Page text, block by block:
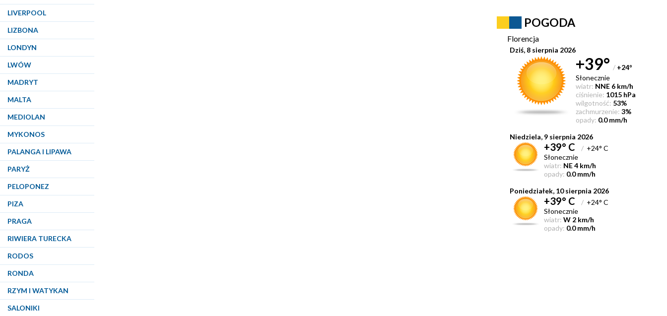
LIVERPOOL
LIZBONA
LONDYN
LWÓW
MADRYT
MALTA
MEDIOLAN
MYKONOS
PALANGA I LIPAWA
PARYŻ
PELOPONEZ
PIZA
PRAGA
RIWIERA TURECKA
RODOS
RONDA
RZYM I WATYKAN
SALONIKI
POGODA
Florencja
Dziś, 8 sierpnia 2026
+39° / +24°
Słonecznie
wiatr: NNE 6 km/h
ciśnienie: 1015 hPa
wilgotność: 53%
zachmurzenie: 3%
opady: 0.0 mm/h
Niedziela, 9 sierpnia 2026
+39° C / +24° C
Słonecznie
wiatr: NE 4 km/h
opady: 0.0 mm/h
Poniedziałek, 10 sierpnia 2026
+39° C / +24° C
Słonecznie
wiatr: W 2 km/h
opady: 0.0 mm/h